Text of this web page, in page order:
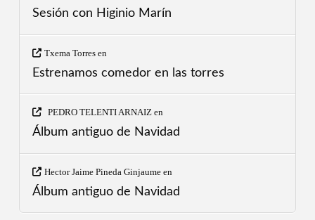
Sesión con Higinio Marín
Txema Torresen
Estrenamos comedor en las torres
PEDRO TELENTI ARNAIZ en
Álbum antiguo de Navidad
Hector Jaime Pineda Ginjaumeen
Álbum antiguo de Navidad